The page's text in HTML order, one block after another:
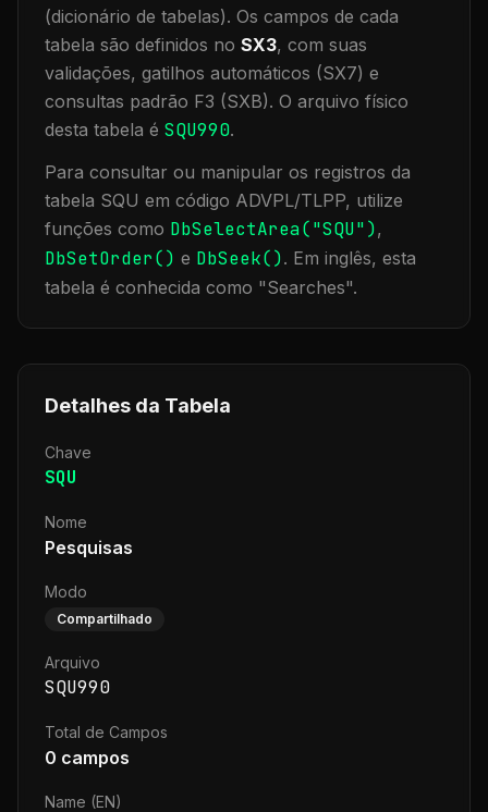
(dicionário de tabelas). Os campos de cada
tabela são definidos no SX3, com suas
validações, gatilhos automáticos (SX7) e
consultas padrão F3 (SXB). O arquivo físico
desta tabela é SQU990.
Para consultar ou manipular os registros da
tabela SQU em código ADVPL/TLPP, utilize
funções como DbSelectArea("SQU"),
DbSetOrder() e DbSeek(). Em inglês, esta
tabela é conhecida como "Searches".
Detalhes da Tabela
Chave
SQU
Nome
Pesquisas
Modo
Compartilhado
Arquivo
SQU990
Total de Campos
0 campos
Name (EN)